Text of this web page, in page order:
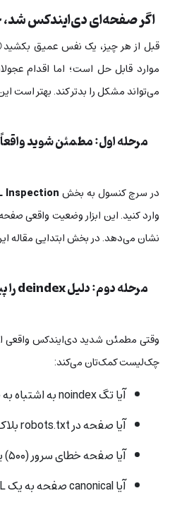
اگر صفحه‌ای دی‌ایندکس شد،
قبل از هر چیز، یک نفس عمیق
موارد قابل حل است؛ اما اقدام
می‌تواند مشکل را بدتر کند. بهتر است
مرحله اول: مطمئن شوید
در سرچ کنسول به بخش
وارد کنید. این ابزار وضعیت واقعی
نشان می‌دهد. در بخش ابتدایی مقاله
مرحله دوم: دلیل deindex را پیدا کنید
وقتی مطمئن شدید دی‌ایندکس واقعی
چک‌لیست کمک‌تان می‌کند:
آیا تگ noindex به اشتباه به صفحه اضافه شده؟
آیا صفحه در robots.txt بلاک شده؟
آیا صفحه خطای سرور (۵۰۰) یا ریدایرکت ناقص دارد؟
آیا canonical صفحه به یک URL دیگر اشاره می‌کند؟